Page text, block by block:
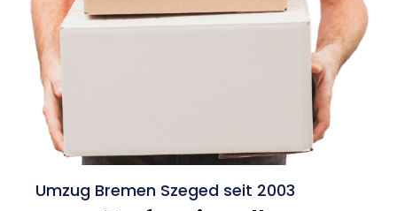
Umzug Bremen Szeged seit 2003